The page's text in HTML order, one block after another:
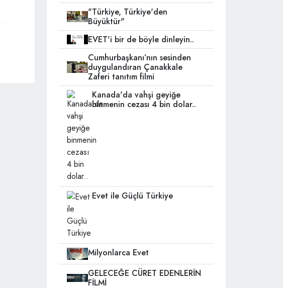
"Türkiye, Türkiye'den
Büyüktür"
EVET'i bir de böyle dinleyin..
Cumhurbaşkanı’nın sesinden
duygulandıran Çanakkale
Zaferi tanıtım filmi
Kanada'da vahşi geyiğe
binmenin cezası 4 bin dolar..
Evet ile Güçlü Türkiye
Milyonlarca Evet
GELECEĞE CÜRET EDENLERİN
FİLMİ